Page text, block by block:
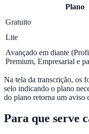
Plano
Gratuito
Lite
Avançado em diante
Premium, Empresarial e
Na tela da transcrição, os
selo indicando o plano
do plano retorna um aviso
Para que serve